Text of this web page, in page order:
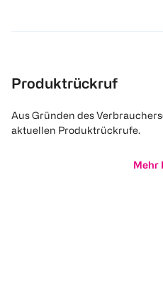
Produktrückruf
Aus Gründen des
aktuellen Produktrückrufe.
Mehr